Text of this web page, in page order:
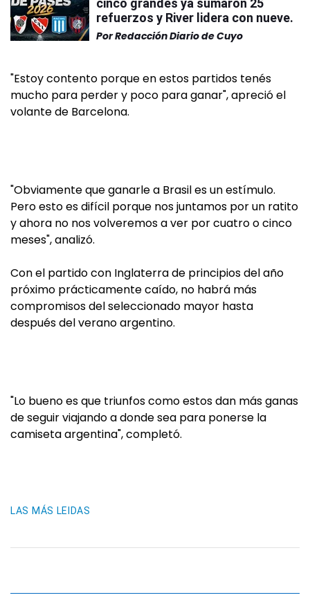
cinco grandes ya sumaron 25
refuerzos y River lidera con nueve.
PorRedacción Diario de Cuyo
"Estoy contento porque en estos partidos tenés
mucho para perder y poco para ganar", apreció el
volante de Barcelona.
"Obviamente que ganarle a Brasil es un estímulo.
Pero esto es difícil porque nos juntamos por un ratito
y ahora no nos volveremos a ver por cuatro o cinco
meses", analizó.
Con el partido con Inglaterra de principios del año
próximo prácticamente caído, no habrá más
compromisos del seleccionado mayor hasta
después del verano argentino.
"Lo bueno es que triunfos como estos dan más ganas
de seguir viajando a donde sea para ponerse la
camiseta argentina", completó.
LAS MÁS LEIDAS